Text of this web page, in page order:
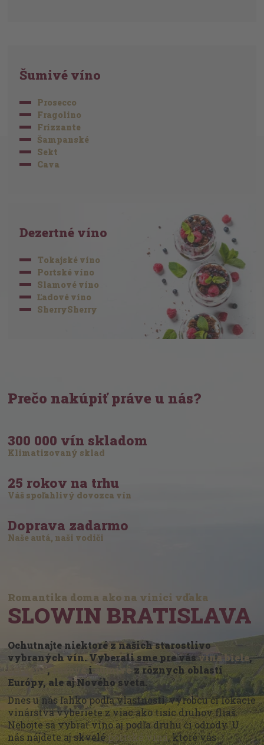
Šumivé víno
Prosecco
Fragolino
Frizzante
Šampanské
Sekt
Cava
Dezertné víno
Tokajské víno
Portské víno
Slamové víno
Ľadové víno
SherrySherry
Prečo nakúpiť práve u nás?
300 000 vín skladom
Klimatizovaný sklad
25 rokov na trhu
Váš spoľahlivý dovozca vín
Doprava zadarmo
Naše autá, naši vodiči
Romantika doma ako na vinici vďaka
SLOWIN BRATISLAVA
Ochutnajte niektoré z našich starostlivo
vybraných vín. Vyberali sme pre vásvína biele,
červené, i šumivéz rôznych oblastí
Európy, ale aj Nového sveta.
Dnes u nás ľahko podľa vlastností, výrobcu či lokácie
vinárstva vyberiete z viac ako tisíc druhov fliaš.
Nebojte sa vybrať víno aj podľa druhu či odrody. U
nás nájdete aj skveléportské vína, ktoré vás